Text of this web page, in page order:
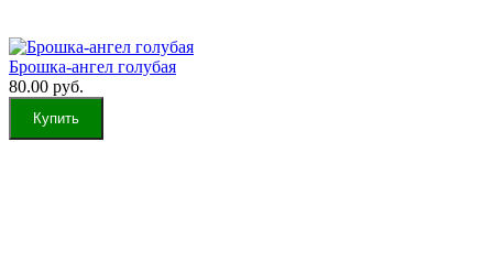
Брошка-ангел голубая
80.00 руб.